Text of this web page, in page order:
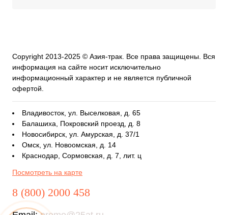
Copyright 2013-2025 © Азия-трак. Все права защищены. Вся
информация на сайте носит исключительно
информационный характер и не является публичной
офертой.
Владивосток, ул. Выселковая, д. 65
Балашиха, Покровский проезд, д. 8
Новосибирск, ул. Амурская, д. 37/1
Омск, ул. Новоомская, д. 14
Краснодар, Сормовская, д. 7, лит. ц
Посмотреть на карте
8 (800) 2000 458